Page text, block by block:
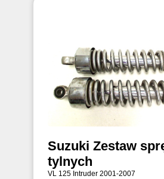
Suzuki Zestaw
tylnych
VL 125 Intruder 2001-2007